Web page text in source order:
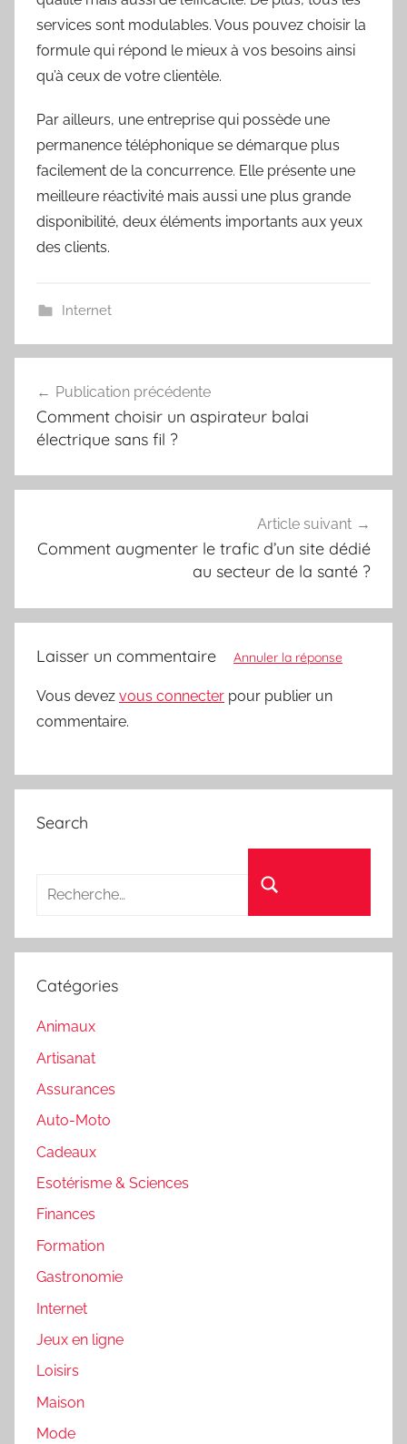
services sont modulables. Vous pouvez choisir la
formule qui répond le mieux à vos besoins ainsi
qu’à ceux de votre clientèle.
Par ailleurs, une entreprise qui possède une
permanence téléphonique se démarque plus
facilement de la concurrence. Elle présente une
meilleure réactivité mais aussi une plus grande
disponibilité, deux éléments importants aux yeux
des clients.
Internet
de
l’article
Publication précédente
Comment choisir un aspirateur balai
électrique sans fil ?
Article suivant
Comment augmenter le trafic d’un site dédié
au secteur de la santé ?
Laisser un commentaire Annuler la réponse
Vous devez vous connecter pour publier un
commentaire.
Search
Catégories
Animaux
Artisanat
Assurances
Auto-Moto
Cadeaux
Esotérisme & Sciences
Finances
Formation
Gastronomie
Internet
Jeux en ligne
Loisirs
Maison
Mode